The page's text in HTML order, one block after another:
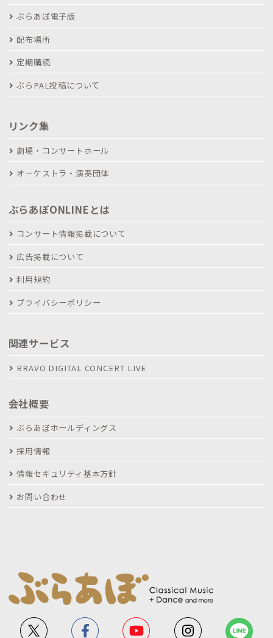
ぶらあぼ電子版
配布場所
定期購読
ぶらPAL投稿について
リンク集
劇場・コンサートホール
オーケストラ・演奏団体
ぶらあぼONLINEとは
コンサート情報掲載について
広告掲載について
利用規約
プライバシーポリシー
関連サービス
BRAVO DIGITAL CONCERT LIVE
会社概要
ぶらあぼホールディングス
採用情報
情報セキュリティ基本方針
お問い合わせ